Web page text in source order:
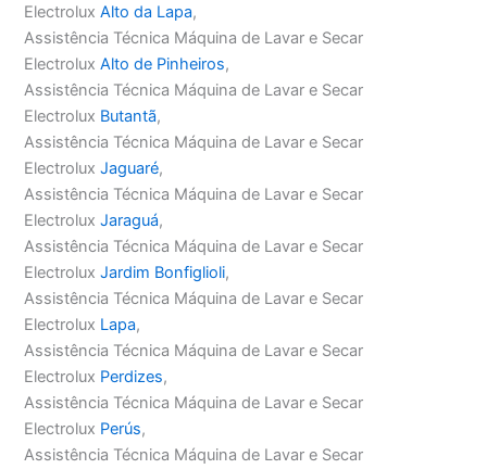
ElectroluxAlto da Lapa,
Assistência Técnica Máquina de Lavar e Secar
ElectroluxAlto de Pinheiros,
Assistência Técnica Máquina de Lavar e Secar
Electrolux Butantã,
Assistência Técnica Máquina de Lavar e Secar
ElectroluxJaguaré,
Assistência Técnica Máquina de Lavar e Secar
ElectroluxJaraguá,
Assistência Técnica Máquina de Lavar e Secar
ElectroluxJardim Bonfiglioli,
Assistência Técnica Máquina de Lavar e Secar
Electrolux Lapa,
Assistência Técnica Máquina de Lavar e Secar
Electrolux Perdizes,
Assistência Técnica Máquina de Lavar e Secar
Electrolux Perús,
Assistência Técnica Máquina de Lavar e Secar